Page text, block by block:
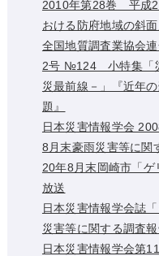
2010年第28巻 平成
おける防府地域の斜
全国地質調査業協会
2号 №124 小特集「
災最前線－」『近年
題』
日本災害情報学会
8月末豪雨災害等に
20年8月末岡崎市「ゲ
放送
日本災害情報学会誌
災害等に関する調査
日本災害情報学会第